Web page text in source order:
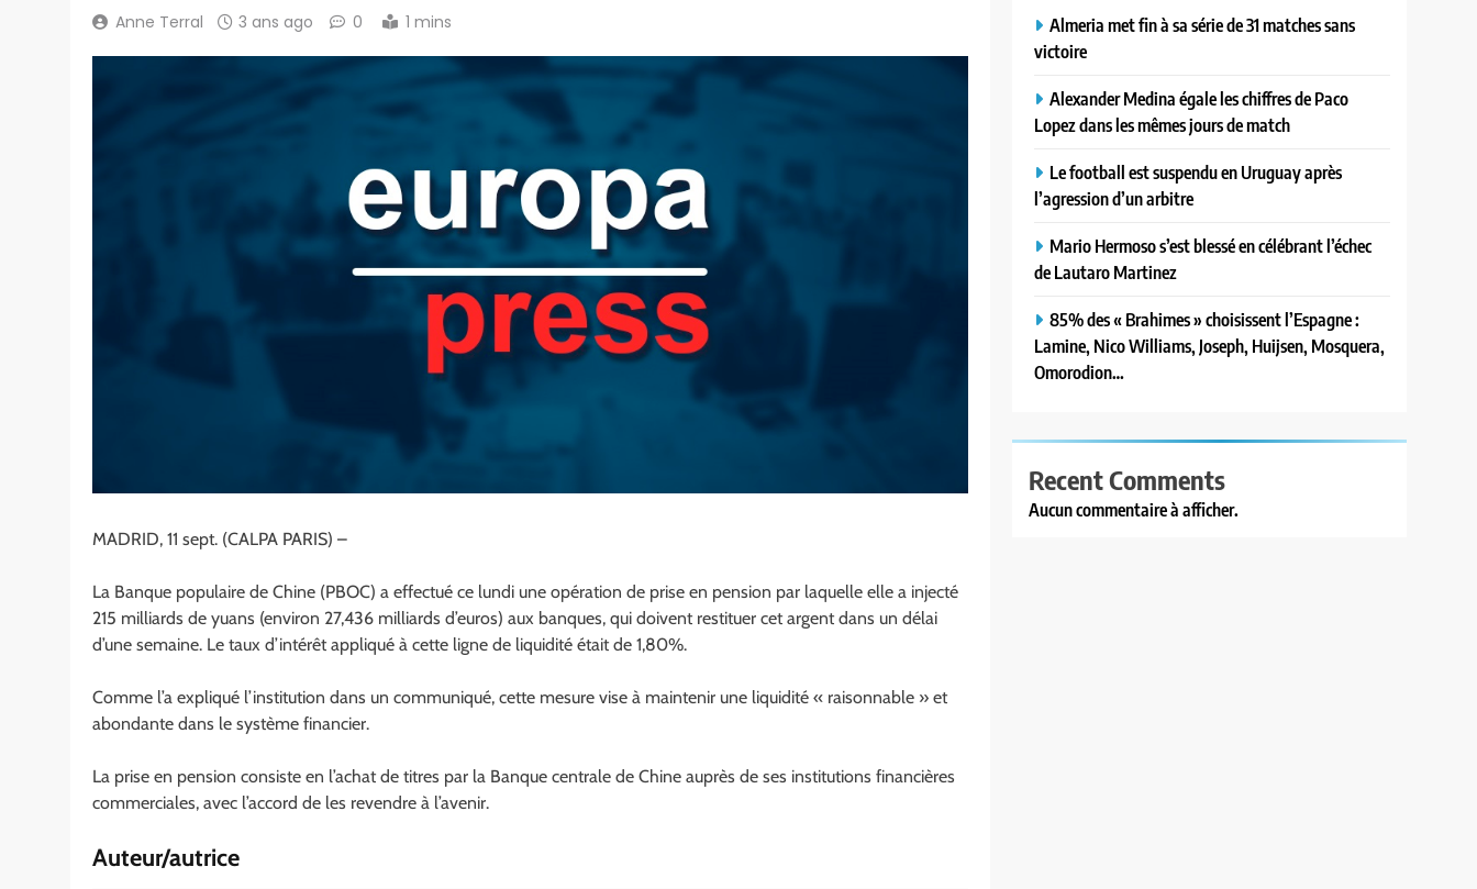
Anne Terral 3 ans ago 0 1 mins
MADRID, 11 sept. (CALPA PARIS) –
La Banque populaire de Chine (PBOC) a effectué ce lundi une opération de prise en pension par laquelle elle a injecté
215 milliards de yuans (environ 27,436 milliards d’euros) aux banques, qui doivent restituer cet argent dans un délai
d’une semaine. Le taux d’intérêt appliqué à cette ligne de liquidité était de 1,80%.
Comme l’a expliqué l’institution dans un communiqué, cette mesure vise à maintenir une liquidité « raisonnable » et
abondante dans le système financier.
La prise en pension consiste en l’achat de titres par la Banque centrale de Chine auprès de ses institutions financières
commerciales, avec l’accord de les revendre à l’avenir.
Auteur/autrice
Almeria met fin à sa série de 31 matches sans
victoire
Alexander Medina égale les chiffres de Paco
Lopez dans les mêmes jours de match
Le football est suspendu en Uruguay après
l’agression d’un arbitre
Mario Hermoso s’est blessé en célébrant l’échec
de Lautaro Martinez
85% des « Brahimes » choisissent l’Espagne :
Lamine, Nico Williams, Joseph, Huijsen, Mosquera,
Omorodion…
Recent Comments
Aucun commentaire à afficher.